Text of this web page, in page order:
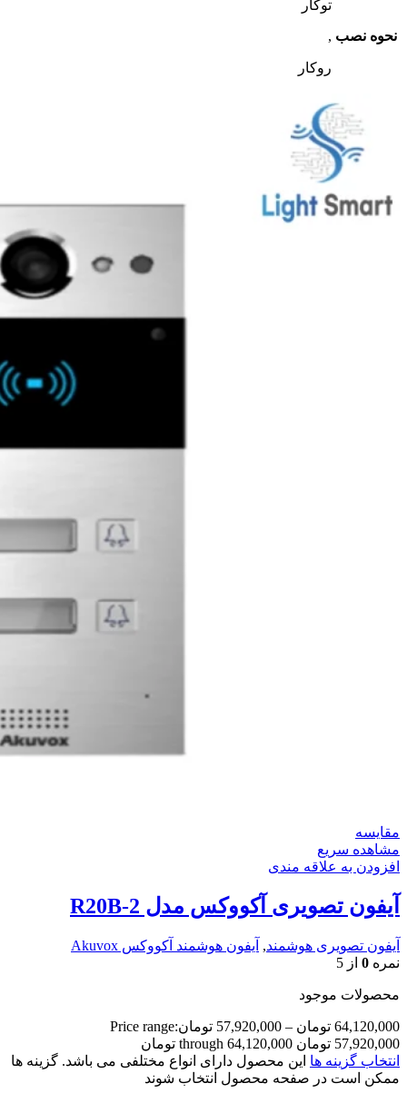
نحوه نصب
توکار
,
روکار
مقایسه
مشاهده سریع
افزودن به علاقه مندی
آیفون تصویری آکووکس مدل R20B-2
آیفون تصویری هوشمند, آیفون هوشمند آکووکس Akuvox
نمره 0 از 5
محصولات موجود
64,120,000 تومان –
57,920,000 تومانPrice range:
57,920,000 تومان through 64,120,000 تومان
انتخاب گزینه ها این محصول دارای انواع مختلفی می باشد. گزینه ها
ممکن است در صفحه محصول انتخاب شوند